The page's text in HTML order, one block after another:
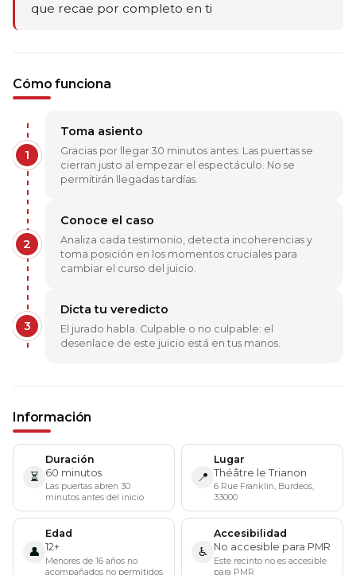
que recae por completo en ti
Cómo funciona
1
Toma asiento
Gracias por llegar 30 minutos antes. Las puertas se
cierran justo al empezar el espectáculo. No se
permitirán llegadas tardías.
2
Conoce el caso
Analiza cada testimonio, detecta incoherencias y
toma posición en los momentos cruciales para
cambiar el curso del juicio.
3
Dicta tu veredicto
El jurado habla. Culpable o no culpable: el
desenlace de este juicio está en tus manos.
Información
⏳
Duración
60 minutos
Las puertas abren 30
minutos antes del inicio
📍
Lugar
Théâtre le Trianon
6 Rue Franklin, Burdeos,
33000
👤
Edad
12+
Menores de 16 años no
acompañados no permitidos
♿
Accesibilidad
No accesible para PMR
Este recinto no es accesible
para PMR